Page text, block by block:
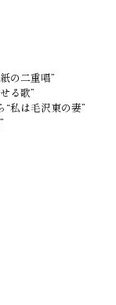
の二重唱”
る歌”
私は毛沢東の妻”
歌”